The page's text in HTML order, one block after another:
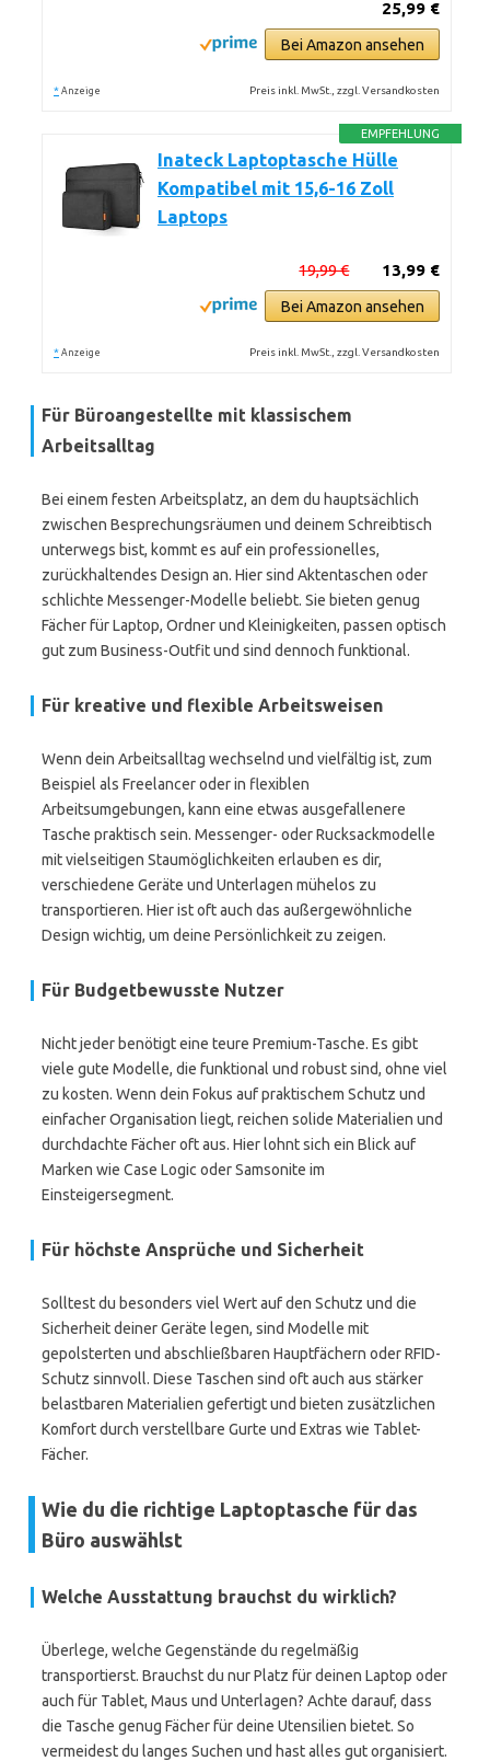
25,99 €
Bei Amazon ansehen
* Anzeige Preis inkl. MwSt., zzgl. Versandkosten
EMPFEHLUNG
Inateck Laptoptasche Hülle
Kompatibel mit 15,6-16 Zoll
Laptops
13,99 €
19,99 €
Bei Amazon ansehen
* Anzeige Preis inkl. MwSt., zzgl. Versandkosten
Für Büroangestellte mit klassischem
Arbeitsalltag
Bei einem festen Arbeitsplatz, an dem du hauptsächlich
zwischen Besprechungsräumen und deinem Schreibtisch
unterwegs bist, kommt es auf ein professionelles,
zurückhaltendes Design an. Hier sind Aktentaschen oder
schlichte Messenger-Modelle beliebt. Sie bieten genug
Fächer für Laptop, Ordner und Kleinigkeiten, passen optisch
gut zum Business-Outfit und sind dennoch funktional.
Für kreative und flexible Arbeitsweisen
Wenn dein Arbeitsalltag wechselnd und vielfältig ist, zum
Beispiel als Freelancer oder in flexiblen
Arbeitsumgebungen, kann eine etwas ausgefallenere
Tasche praktisch sein. Messenger- oder Rucksackmodelle
mit vielseitigen Staumöglichkeiten erlauben es dir,
verschiedene Geräte und Unterlagen mühelos zu
transportieren. Hier ist oft auch das außergewöhnliche
Design wichtig, um deine Persönlichkeit zu zeigen.
Für Budgetbewusste Nutzer
Nicht jeder benötigt eine teure Premium-Tasche. Es gibt
viele gute Modelle, die funktional und robust sind, ohne viel
zu kosten. Wenn dein Fokus auf praktischem Schutz und
einfacher Organisation liegt, reichen solide Materialien und
durchdachte Fächer oft aus. Hier lohnt sich ein Blick auf
Marken wie Case Logic oder Samsonite im
Einsteigersegment.
Für höchste Ansprüche und Sicherheit
Solltest du besonders viel Wert auf den Schutz und die
Sicherheit deiner Geräte legen, sind Modelle mit
gepolsterten und abschließbaren Hauptfächern oder RFID-
Schutz sinnvoll. Diese Taschen sind oft auch aus stärker
belastbaren Materialien gefertigt und bieten zusätzlichen
Komfort durch verstellbare Gurte und Extras wie Tablet-
Fächer.
Wie du die richtige Laptoptasche für das
Büro auswählst
Welche Ausstattung brauchst du wirklich?
Überlege, welche Gegenstände du regelmäßig
transportierst. Brauchst du nur Platz für deinen Laptop oder
auch für Tablet, Maus und Unterlagen? Achte darauf, dass
die Tasche genug Fächer für deine Utensilien bietet. So
vermeidest du langes Suchen und hast alles gut organisiert.